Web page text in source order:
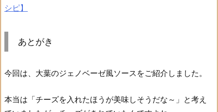
シピ】
あとがき
今回は、大葉のジェノベーゼ風ソースをご紹介しました。
本当は「チーズを入れたほうが美味しそうだな～」と考え